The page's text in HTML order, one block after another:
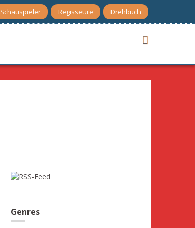
Schauspieler Regisseure Drehbuch
Genres